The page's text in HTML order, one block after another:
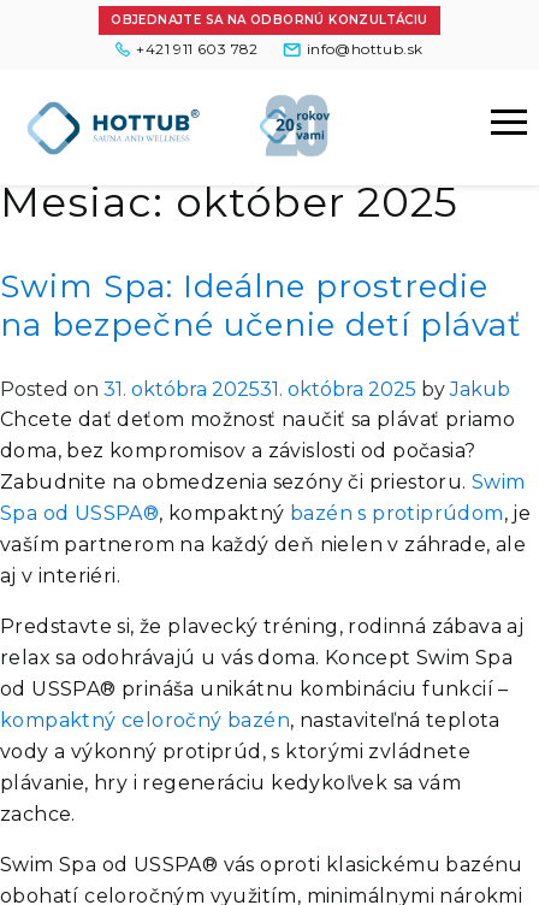
OBJEDNAJTE SA NA ODBORNÚ KONZULTÁCIU
+421 911 603 782 info@hottub.sk
Mesiac: október 2025
Swim Spa: Ideálne prostredie
na bezpečné učenie detí plávať
Posted on 31. októbra 202531. októbra 2025 byJakub
Chcete dať deťom možnosť naučiť sa plávať priamo
doma, bez kompromisov a závislosti od počasia?
Zabudnite na obmedzenia sezóny či priestoru. Swim
Spa od USSPA®, kompaktný bazén s protiprúdom, je
vaším partnerom na každý deň nielen v záhrade, ale
aj v interiéri.​
Predstavte si, že plavecký tréning, rodinná zábava aj
relax sa odohrávajú u vás doma. Koncept Swim Spa
od USSPA® prináša unikátnu kombináciu funkcií –
kompaktný celoročný bazén, nastaviteľná teplota
vody a výkonný protiprúd, s ktorými zvládnete
plávanie, hry i regeneráciu kedykoľvek sa vám
zachce.
Swim Spa od USSPA® vás oproti klasickému bazénu
obohatí celoročným využitím, minimálnymi nárokmi